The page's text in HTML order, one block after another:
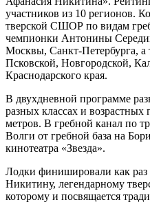
участников из 10 регионов.
тверской СШОР по видам
чемпионки Антонины
Москвы, Санкт-Петербурга, а
Псковской, Новгородской,
Краснодарского края.
В двухдневной программе
разных классах и
метров. В гребной канал по
Волги от гребной база на
кинотеатра «Звезда».
Лодки финишировали как
Никитину, легендарному
которому и посвящается